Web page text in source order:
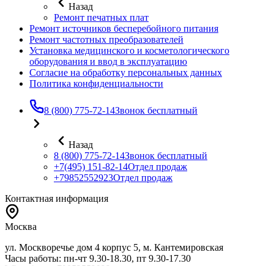
Назад
Ремонт печатных плат
Ремонт источников бесперебойного питания
Ремонт частотных преобразователей
Установка медицинского и косметологического
оборудования и ввод в эксплуатацию
Согласие на обработку персональных данных
Политика конфиденциальности
8 (800) 775-72-14Звонок бесплатный
Назад
8 (800) 775-72-14Звонок бесплатный
+7(495) 151-82-14Отдел продаж
+79852552923Отдел продаж
Контактная информация
Москва
ул. Москворечье дом 4 корпус 5, м. Кантемировская
Часы работы: пн-чт 9.30-18.30, пт 9.30-17.30